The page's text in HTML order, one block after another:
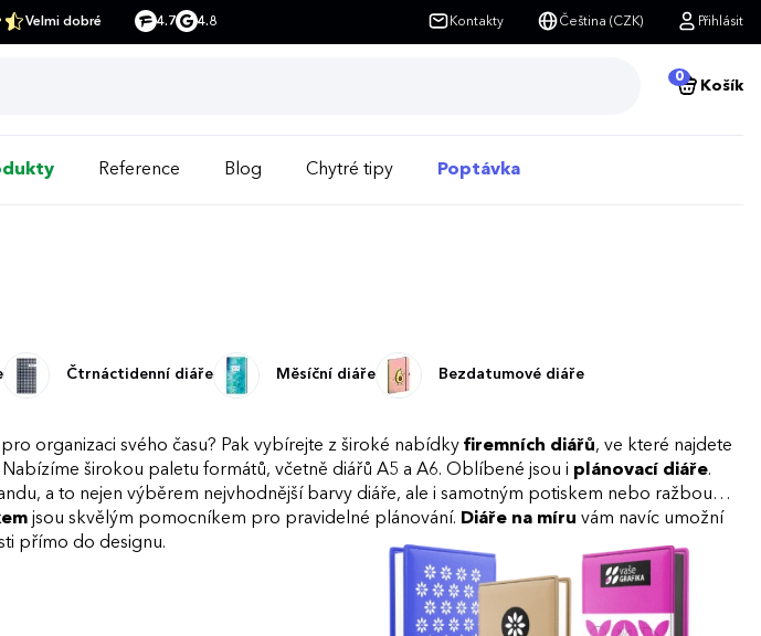
Velmi dobré 4.7 4.8 Kontakty Čeština (CZK) Přihlásit
0
Košík
Reference Blog Chytré tipy Poptávka
Čtrnáctidenní diáře Měsíční diáře Bezdatumové diáře
organizaci svého času? Pak vybírejte z široké nabídky firemních diářů, ve které najdete
Nabízíme širokou paletu formátů, včetně diářů A5 a A6. Oblíbené jsou i plánovací diáře.
a to nejen výběrem nejvhodnější barvy diáře, ale i samotným potiskem nebo ražbou
jsou skvělým pomocníkem pro pravidelné plánování. Diáře na míru vám navíc umožní
přímo do designu.